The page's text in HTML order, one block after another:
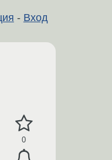
- Вход
0